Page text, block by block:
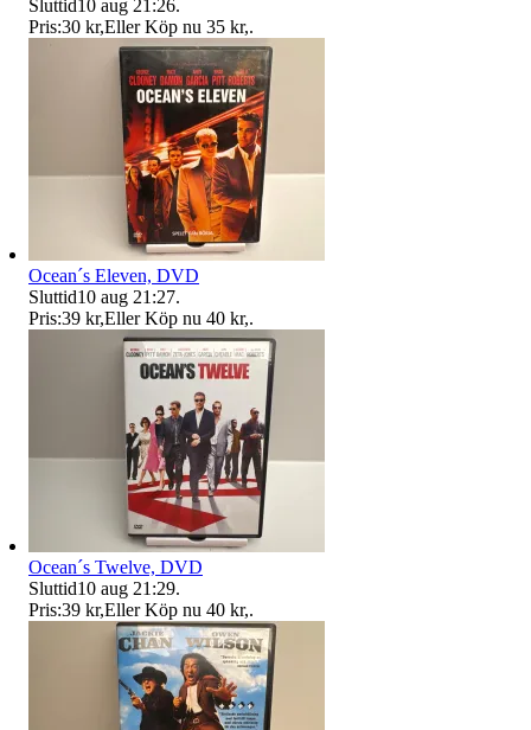
Sluttid10 aug 21:26.
Pris:30 kr,Eller Köp nu 35 kr,.
Ocean´s Eleven, DVD
Sluttid10 aug 21:27.
Pris:39 kr,Eller Köp nu 40 kr,.
Ocean´s Twelve, DVD
Sluttid10 aug 21:29.
Pris:39 kr,Eller Köp nu 40 kr,.